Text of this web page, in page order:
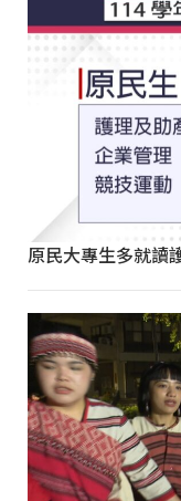
原民大專生多就讀